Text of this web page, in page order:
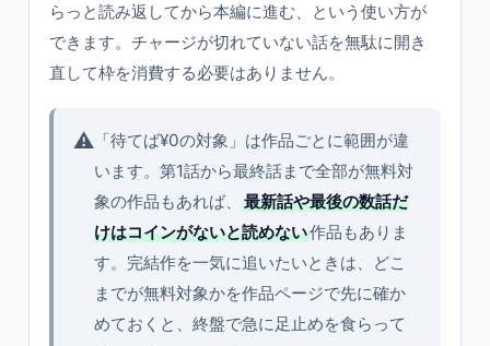
らっと読み返してから本編に進む、という使い方が
できます。チャージが切れていない話を無駄に開き
直して枠を消費する必要はありません。
⚠️ 「待てば¥0の対象」は作品ごとに範囲が違
います。第1話から最終話まで全部が無料対
象の作品もあれば、
最新話や最後の数話だ
けはコインがないと読めない作品もありま
す。完結作を一気に追いたいときは、どこ
までが無料対象かを作品ページで先に確か
めておくと、終盤で急に足止めを食らって